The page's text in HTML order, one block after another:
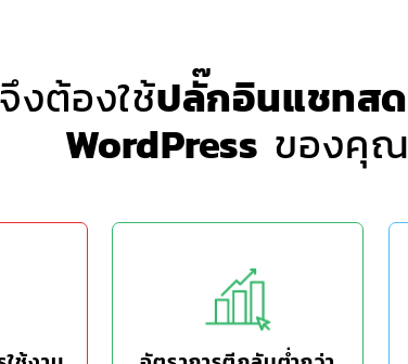
งต้องใช้ปลั๊กอินแชทสด
WordPress ของคุณ